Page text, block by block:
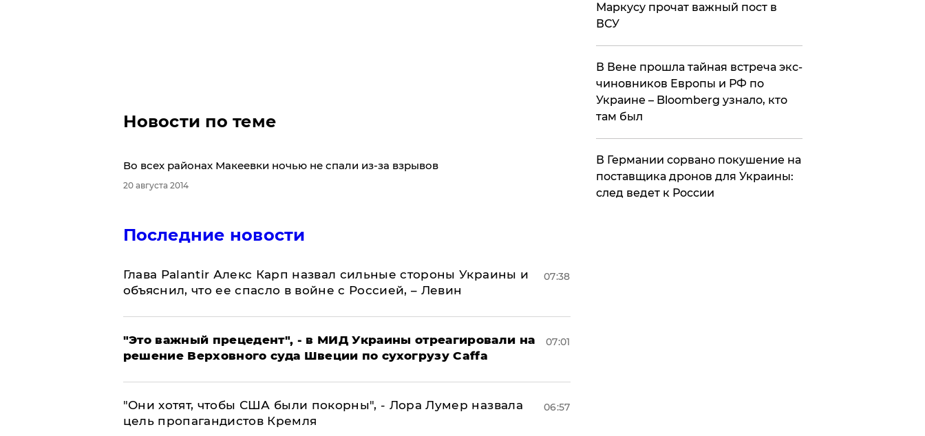
Новости по теме
​Во всех районах Макеевки ночью не спали из-за взрывов
20 августа 2014
Последние новости
Глава Palantir Алекс Карп назвал сильные стороны Украины и
объяснил, что ее спасло в войне с Россией, – Левин
07:38
"Это важный прецедент", - в МИД Украины отреагировали на
решение Верховного суда Швеции по сухогрузу Caffa
07:01
"Они хотят, чтобы США были покорны", - Лора Лумер назвала
цель пропагандистов Кремля
06:57
Маркусу прочат важный пост в
ВСУ
В Вене прошла тайная встреча экс-
чиновников Европы и РФ по
Украине – Bloomberg узнало, кто
там был
​В Германии сорвано покушение на
поставщика дронов для Украины:
след ведет к России